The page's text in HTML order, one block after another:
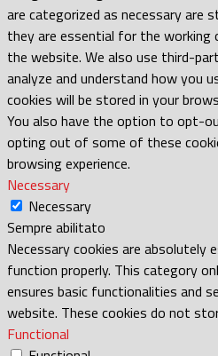
are categorized as necessary are
they are essential for the
the website. We also use third-
analyze and understand how you
cookies will be stored in your
You also have the option to opt-
opting out of some of these
browsing experience.
Necessary
Necessary
Sempre abilitato
Necessary cookies are
function properly. This category
ensures basic functionalities and
website. These cookies do not
Functional